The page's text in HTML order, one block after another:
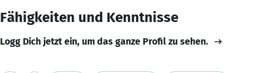
Fähigkeiten und Kenntnisse
Logg Dich jetzt ein, um das ganze Profil zu sehen.